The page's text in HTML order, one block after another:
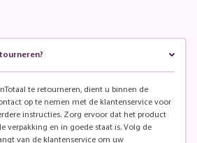
te retourneren, dient u binnen de
op te nemen met de klantenservice voor
instructies. Zorg ervoor dat het product
verpakking en in goede staat is. Volg de
van de klantenservice om uw